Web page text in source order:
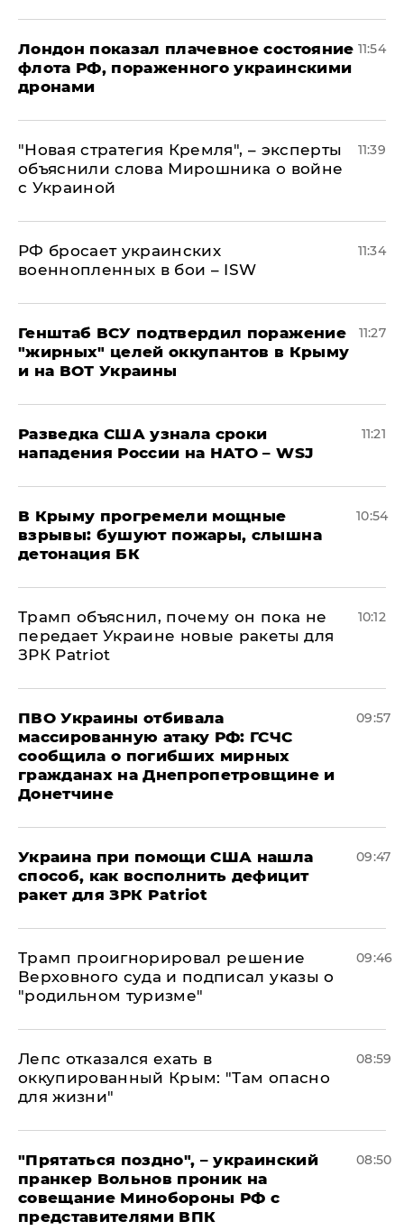
Лондон показал плачевное состояние
флота РФ, пораженного украинскими
дронами
11:54
"Новая стратегия Кремля", – эксперты
объяснили слова Мирошника о войне
с Украиной
11:39
РФ бросает украинских
военнопленных в бои – ISW
11:34
Генштаб ВСУ подтвердил поражение
"жирных" целей оккупантов в Крыму
и на ВОТ Украины
11:27
Разведка США узнала сроки
нападения России на НАТО – WSJ
11:21
В Крыму прогремели мощные
взрывы: бушуют пожары, слышна
детонация БК
10:54
Трамп объяснил, почему он пока не
передает Украине новые ракеты для
ЗРК Patriot
10:12
ПВО Украины отбивала
массированную атаку РФ: ГСЧС
сообщила о погибших мирных
гражданах на Днепропетровщине и
Донетчине
09:57
Украина при помощи США нашла
способ, как восполнить дефицит
ракет для ЗРК Patriot
09:47
Трамп проигнорировал решение
Верховного суда и подписал указы о
"родильном туризме"
09:46
Лепс отказался ехать в
оккупированный Крым: "Там опасно
для жизни"
08:59
"Прятаться поздно", – украинский
пранкер Вольнов проник на
совещание Минобороны РФ с
представителями ВПК
08:50